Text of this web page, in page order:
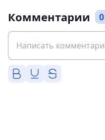
Комментарии 0